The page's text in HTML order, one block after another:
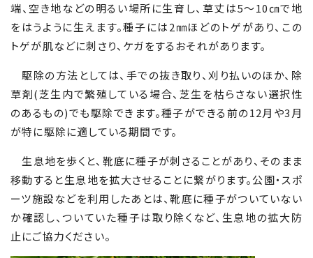
端、空き地などの明るい場所に生育し、草丈は5～10㎝で地
をはうように生えます。種子には2㎜ほどのトゲがあり、この
トゲが肌などに刺さり、ケガをするおそれがあります。
駆除の方法としては、手での抜き取り、刈り払いのほか、除
草剤(芝生内で繁殖している場合、芝生を枯らさない選択性
のあるもの)でも駆除できます。種子ができる前の12月や3月
が特に駆除に適している期間です。
生息地を歩くと、靴底に種子が刺さることがあり、そのまま
移動すると生息地を拡大させることに繋がります。公園・スポ
ーツ施設などを利用したあとは、靴底に種子がついていない
か確認し、ついていた種子は取り除くなど、生息地の拡大防
止にご協力ください。